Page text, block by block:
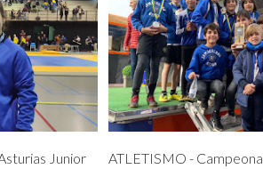
Junior
ATLETISMO -